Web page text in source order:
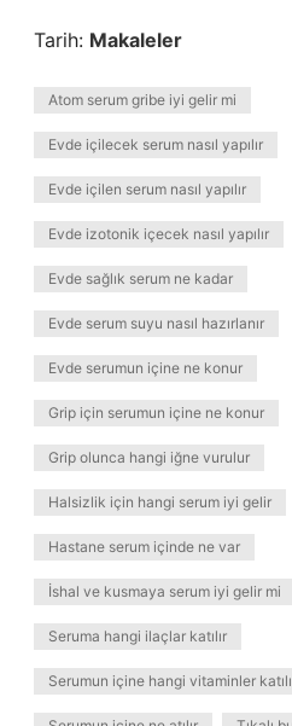
Tarih: Makaleler
Atom serum gribe iyi gelir mi
Evde içilecek serum nasıl yapılır
Evde içilen serum nasıl yapılır
Evde izotonik içecek nasıl yapılır
Evde sağlık serum ne kadar
Evde serum suyu nasıl hazırlanır
Evde serumun içine ne konur
Grip için serumun içine ne konur
Grip olunca hangi iğne vurulur
Halsizlik için hangi serum iyi gelir
Hastane serum içinde ne var
İshal ve kusmaya serum iyi gelir mi
Seruma hangi ilaçlar katılır
Serumun içine hangi vitaminler